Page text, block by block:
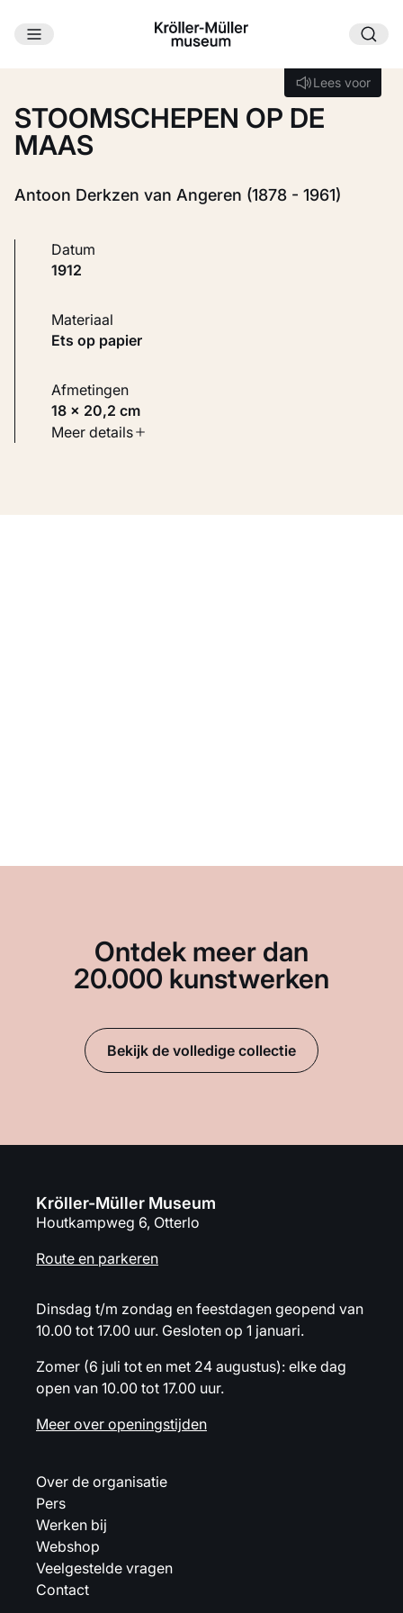
Ga naar hoofdinhoud
Lees voor
Lees voor
STOOMSCHEPEN OP DE
MAAS
Antoon Derkzen van Angeren (1878 - 1961)
Datum
1912
Materiaal
Ets op papier
Afmetingen
18 × 20,2 cm
Soort werk
Meer details
Ontdek meer dan
20.000 kunstwerken
Bekijk de volledige collectie
Kröller-Müller Museum
Houtkampweg 6, Otterlo
Route en parkeren
Dinsdag t/m zondag en feestdagen geopend van
10.00 tot 17.00 uur. Gesloten op 1 januari.
Zomer (6 juli tot en met 24 augustus): elke dag
open van 10.00 tot 17.00 uur.
Meer over openingstijden
Over de organisatie
Pers
Werken bij
Webshop
Veelgestelde vragen
Contact